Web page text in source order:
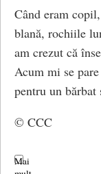
Când eram
blană, rochiile
am crezut că
Acum mi se
pentru un bărbat
© CCC